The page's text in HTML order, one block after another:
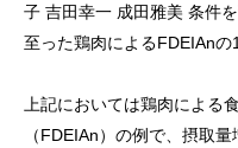
子 吉田幸一 成田雅美 条件
至った鶏肉によるFDEIAnの1
上記においては鶏肉による
（FDEIAn）の例で、摂取